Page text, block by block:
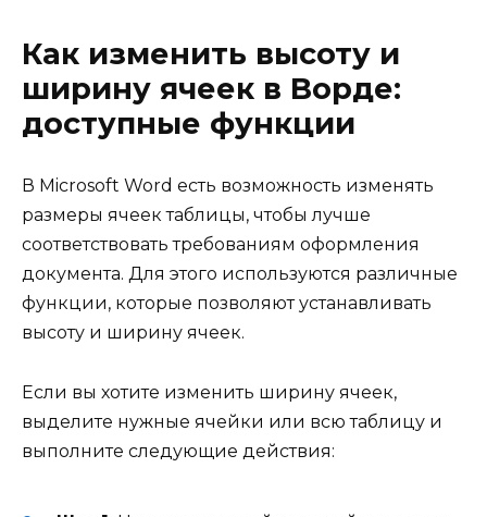
Как изменить высоту и
ширину ячеек в Ворде:
доступные функции
В Microsoft Word есть возможность изменять
размеры ячеек таблицы, чтобы лучше
соответствовать требованиям оформления
документа. Для этого используются различные
функции, которые позволяют устанавливать
высоту и ширину ячеек.
Если вы хотите изменить ширину ячеек,
выделите нужные ячейки или всю таблицу и
выполните следующие действия: